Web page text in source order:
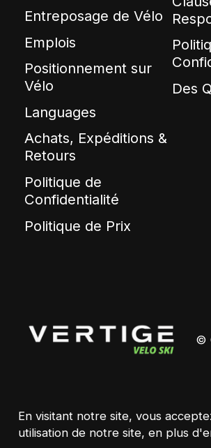
Entreposage de Vélo
Emplois
Positionnement sur
Vélo
Languages
Achats, Expéditions &
Retours
Politique de
Confidentialité
Politique de Prix
Des
©
En visitant notre site, vous
utilisation de notre site, en plus